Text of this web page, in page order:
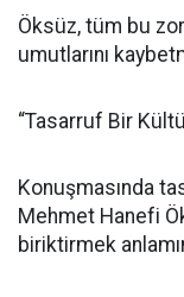
Öksüz, tüm bu
umutlarını
“Tasarruf Bir
Konuşmasında
Mehmet Hanefi
biriktirmek